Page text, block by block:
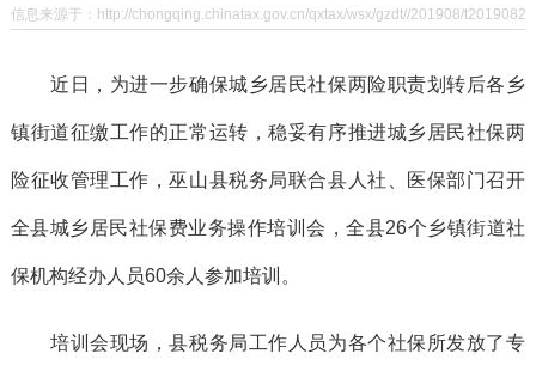
信息来源于：http://chongqing.chinatax.gov.cn/qxtax/wsx/gzdt//201908/
近日，为进一步确保城乡居民社保两险职责划转后各乡
镇街道征缴工作的正常运转，稳妥有序推进城乡居民社保两
险征收管理工作，巫山县税务局联合县人社、医保部门召开
全县城乡居民社保费业务操作培训会，全县26个乡镇街道社
保机构经办人员60余人参加培训。
培训会现场，县税务局工作人员为各个社保所发放了专